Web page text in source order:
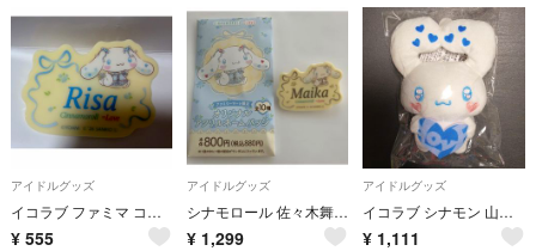
アイドルグッズ
イコラブ ファミマ コラボ シナモンアクリルネームバッジ 音嶋莉沙 =LOVE
¥ 555
アイドルグッズ
シナモロール 佐々木舞香 ファミマ アクリルネームバッジ =LOVE
¥ 1,299
アイドルグッズ
イコラブ シナモン 山本杏奈
¥ 1,111